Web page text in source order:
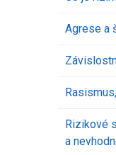
Agrese a
Rizikové
a